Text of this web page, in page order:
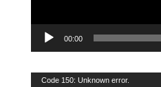
00:00
Videoavspiller
Code 150: Unknown error.